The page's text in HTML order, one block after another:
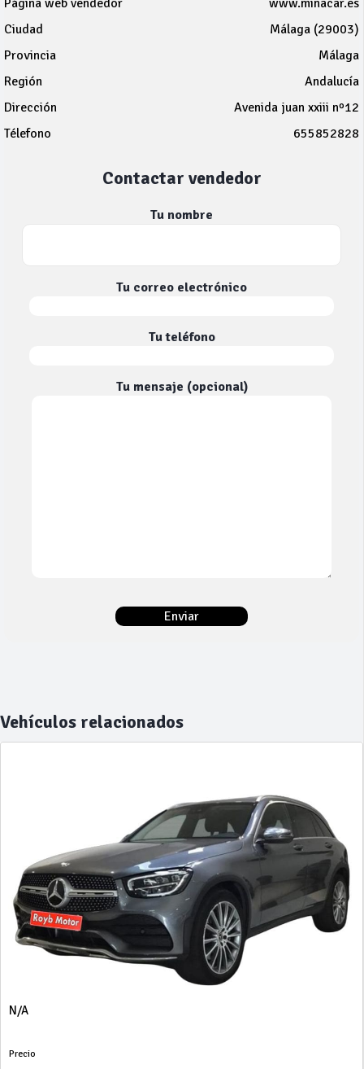
Página web vendedor
www.minacar.es
Ciudad
Málaga (29003)
Provincia
Málaga
Región
Andalucía
Dirección
Avenida juan xxiii nº12
Télefono
655852828
Contactar vendedor
Tu nombre
Tu correo electrónico
Tu teléfono
Tu mensaje (opcional)
Vehículos relacionados
N/A
Precio